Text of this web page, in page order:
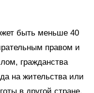
быть меньше 40
правом и
гражданства
на жительства или